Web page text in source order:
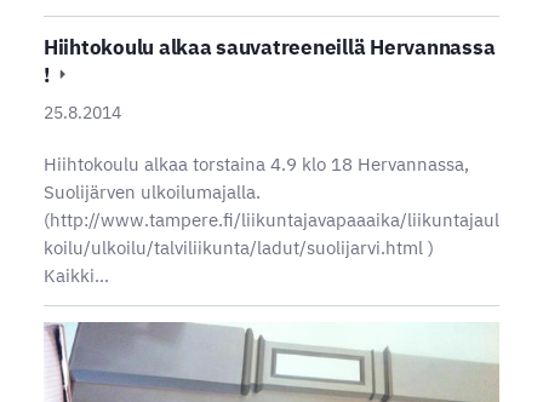
Hiihtokoulu alkaa sauvatreeneillä Hervannassa
!
25.8.2014
Hiihtokoulu alkaa torstaina 4.9 klo 18 Hervannassa,
Suolijärven ulkoilumajalla.
(http://www.tampere.fi/liikuntajavapaaaika/liikuntajaul
koilu/ulkoilu/talviliikunta/ladut/suolijarvi.html )
Kaikki…